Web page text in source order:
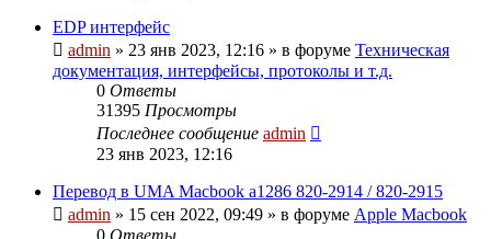
EDP интерфейс
admin » 23 янв 2023, 12:16 » в форуме Техническая
документация, интерфейсы, протоколы и т.д.
0 Ответы
31395 Просмотры
Последнее сообщение admin
23 янв 2023, 12:16
Перевод в UMA Macbook a1286 820-2914 / 820-2915
admin » 15 сен 2022, 09:49 » в форуме Apple Macbook
0 Ответы